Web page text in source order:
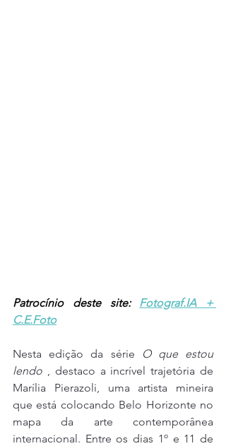
Patrocínio deste site: Fotograf.IA +
C.E.Foto
Nesta edição da série
O que estou
lendo
, destaco a incrível trajetória de
Marília Pierazoli, uma artista mineira
que está colocando Belo Horizonte no
mapa da arte contemporânea
internacional. Entre os dias 1º e 11 de